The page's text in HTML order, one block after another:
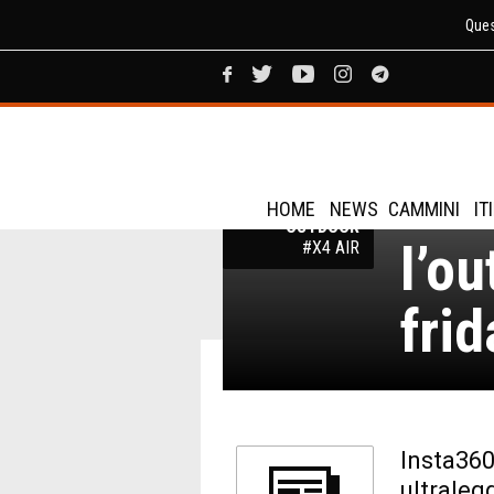
HOME NEWS CAMMINI
PER TREKKING E
OUTDOOR
#X4 AIR